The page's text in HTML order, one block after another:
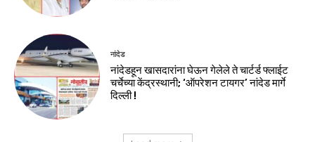
नांदेड
नांदेडहून खासदारांना घेऊन गेलेले ते चार्टर्ड फ्लाईट
चर्चेच्या केंद्रस्थानी; ‘ऑपरेशन टायगर’ नांदेड मार्गे
दिल्ली !